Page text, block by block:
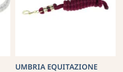
UMBRIA EQUITAZIONE